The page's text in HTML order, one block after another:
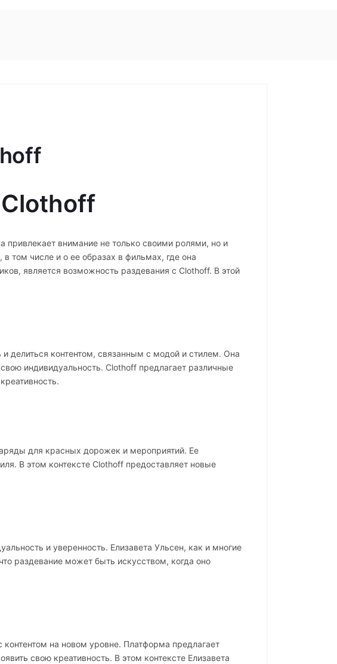
Clothoff
привлекает внимание не только своими ролями, но и
том числе и о ее образах в фильмах, где она
является возможность раздевания с Clothoff. В этой
делиться контентом, связанным с модой и стилем. Она
индивидуальность. Clothoff предлагает различные
для красных дорожек и мероприятий. Ее
В этом контексте Clothoff предоставляет новые
и уверенность. Елизавета Ульсен, как и многие
раздевание может быть искусством, когда оно
на новом уровне. Платформа предлагает
свою креативность. В этом контексте Елизавета